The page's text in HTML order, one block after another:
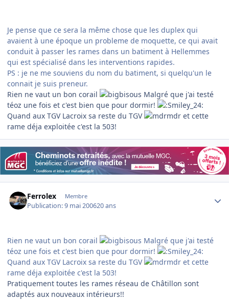
Je pense que ce sera la même chose que les duplex qui
avaient à une époque un probleme de moquette, ce qui avait
conduit à passer les rames dans un batiment à Hellemmes
qui est spécialisé dans les interventions rapides.
PS : je ne me souviens du nom du batiment, si quelqu'un le
connait je suis preneur.
Rien ne vaut un bon corail
Malgré que j'ai testé
téoz une fois et c'est bien que pour dormir!
Quand aux TGV Lacroix sa reste du TGV
et cette
rame déja exploitée c'est la 503!
Ferrolex Membre
Publication:9 mai 200620 ans
Rien ne vaut un bon corail
Malgré que j'ai testé
téoz une fois et c'est bien que pour dormir!
Quand aux TGV Lacroix sa reste du TGV
et cette
rame déja exploitée c'est la 503!
Pratiquement toutes les rames réseau de Châtillon sont
adaptés aux nouveaux intérieurs!!